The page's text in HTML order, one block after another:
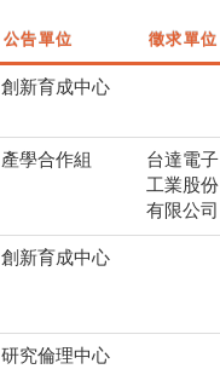
公告單位 徵求單位
創新育成中心
產學合作組
台達電子
工業股份
有限公司
創新育成中心
研究倫理中心